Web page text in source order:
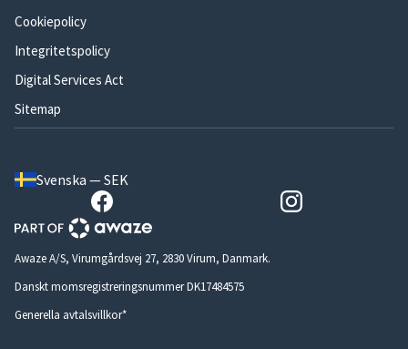
Cookiepolicy
Integritetspolicy
Digital Services Act
Sitemap
Svenska — SEK
Awaze A/S, Virumgårdsvej 27, 2830 Virum, Danmark.
Danskt momsregistreringsnummer DK17484575
Generella avtalsvillkor*